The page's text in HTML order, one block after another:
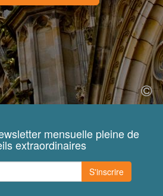
mensuelle pleine de
extraordinaires
S'inscrire